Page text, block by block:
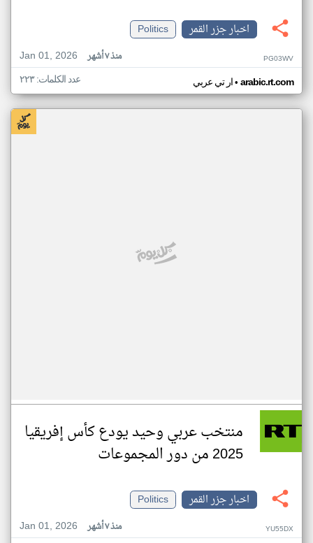
اخبار جزر القمر
Politics
Jan 01, 2026
منذ ٧ أشهر PG03WV
ار تي عربي• arabic.rt.com عدد الكلمات: ٢٢٣
منتخب عربي وحيد يودع كأس إفريقيا
2025 من دور المجموعات
اخبار جزر القمر
Politics
Jan 01, 2026
منذ ٧ أشهر YU55DX